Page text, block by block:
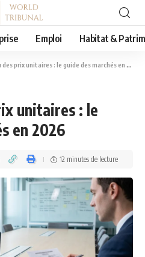
Emploi Habitat &
prix unitaires : le guide des marchés en 2026
unitaires : le
en 2026
12 minutes de lecture